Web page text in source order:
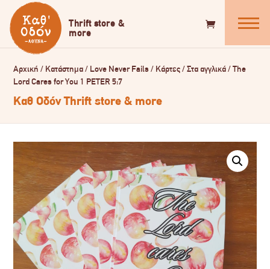
Αρχική / Κατάστημα/ Love Never Fails/ Κάρτες/Στα αγγλικά/The
Lord Cares for You 1 PETER 5:7
Καθ Οδόν Thrift store & more